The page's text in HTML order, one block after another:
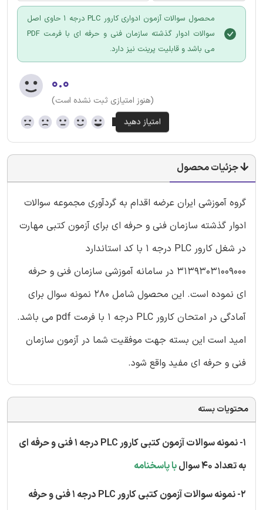
محصول سوالات آزمون ادواری کارور PLC درجه 1 حاوی اصل
سوالات ادوار گذشته سازمان فنی و حرفه ای با فرمت PDF
می باشد و قابلیت پرینت نیز دارد.
۰.۰
(هنوز امتیازی ثبت نشده است)
جزئیات محصول
گروه آموزشی ایران عرضه اقدام به گردآوری مجموعه سوالات
ادوار گذشته سازمان فنی و حرفه ای برای آزمون کتبی مهارت
در شغل کارور PLC درجه 1 با کد استاندارد
31393031009000 در سامانه آموزشی سازمان فنی و حرفه
ای نموده است. این محصول شامل 280 نمونه سوال برای
آمادگی در امتحان کارور PLC درجه 1 با فرمت pdf می باشد.
امید است این بسته جهت موفقیت شما در آزمون سازمان
فنی و حرفه ای مفید واقع شود.
محتویات بسته
1- نمونه سوالات آزمون کتبی کارور PLC درجه 1 فنی و حرفه ای
به تعداد 40 سوال
با پاسخنامه
2- نمونه سوالات آزمون کتبی کارور PLC درجه 1 فنی و حرفه